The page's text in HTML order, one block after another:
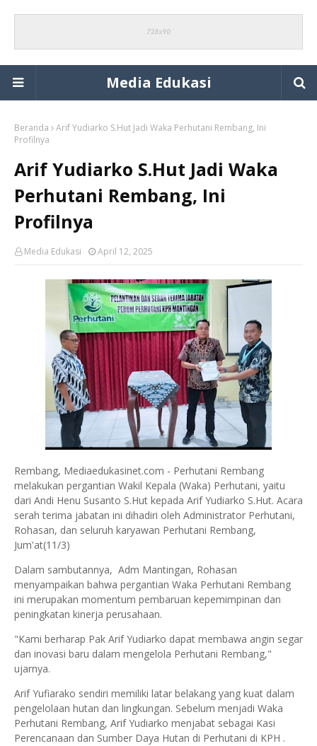
Media Edukasi
Beranda
Arif Yudiarko S.Hut Jadi Waka Perhutani Rembang, Ini
Profilnya
Arif Yudiarko S.Hut Jadi Waka
Perhutani Rembang, Ini
Profilnya
Media Edukasi April 12, 2025
Rembang, Mediaedukasinet.com - Perhutani Rembang
melakukan pergantian Wakil Kepala (Waka) Perhutani, yaitu
dari Andi Henu Susanto S.Hut kepada Arif Yudiarko S.Hut. Acara
serah terima jabatan ini dihadiri oleh Administrator Perhutani,
Rohasan, dan seluruh karyawan Perhutani Rembang,
Jum'at(11/3)
Dalam sambutannya, Adm Mantingan, Rohasan
menyampaikan bahwa pergantian Waka Perhutani Rembang
ini merupakan momentum pembaruan kepemimpinan dan
peningkatan kinerja perusahaan.
"Kami berharap Pak Arif Yudiarko dapat membawa angin segar
dan inovasi baru dalam mengelola Perhutani Rembang,"
ujarnya.
Arif Yufiarako sendiri memiliki latar belakang yang kuat dalam
pengelolaan hutan dan lingkungan. Sebelum menjadi Waka
Perhutani Rembang, Arif Yudiarko menjabat sebagai Kasi
Perencanaan dan Sumber Daya Hutan di Perhutani di KPH .